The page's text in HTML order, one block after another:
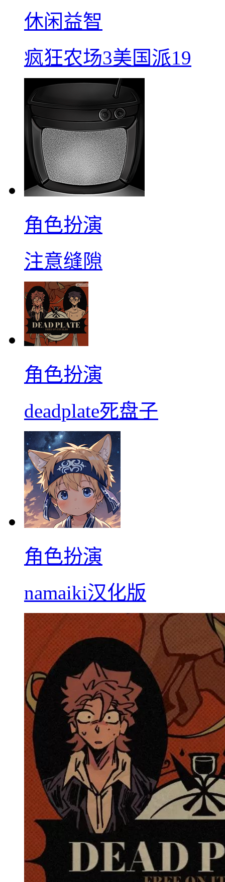
休闲益智
疯狂农场3美国派19
角色扮演
注意缝隙
角色扮演
deadplate死盘子
角色扮演
namaiki汉化版